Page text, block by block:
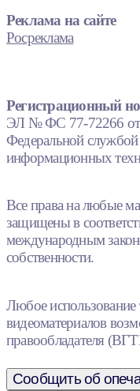
Реклама на сайте
Росреклама
Регистрационный
ЭЛ № ФС 77-72266 от
Федеральной службой
информационных
Все права на любые
защищены в
международным
собственности.
Любое использование
видеоматериалов
правообладателя
Сообщить об